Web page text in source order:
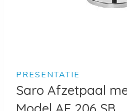
PRESENTATIE
Saro Afzetpaal